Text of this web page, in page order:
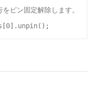
ピン固定解除します。
[0]. unpin();